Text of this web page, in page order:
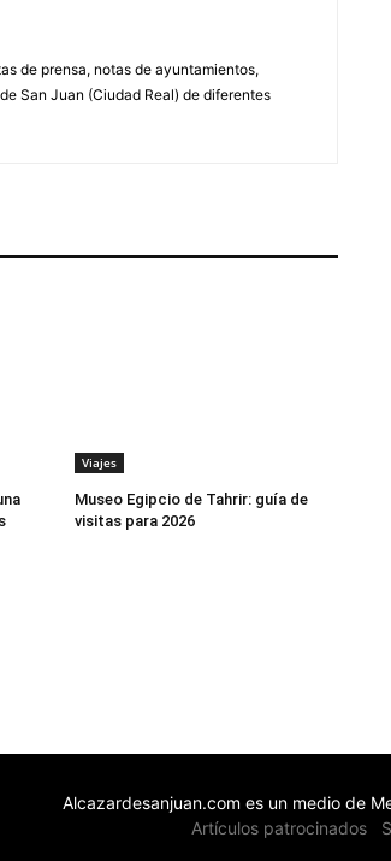
de prensa, notas de ayuntamientos,
San Juan (Ciudad Real) de diferentes
Viajes
Museo Egipcio de Tahrir: guía de
visitas para 2026
Alcazardesanjuan.com es un medio de
Artículos patrocinados